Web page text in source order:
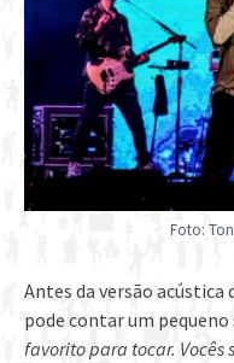
Foto:
Antes da versão acústica
pode contar um pequeno
favorito para tocar. Vocês